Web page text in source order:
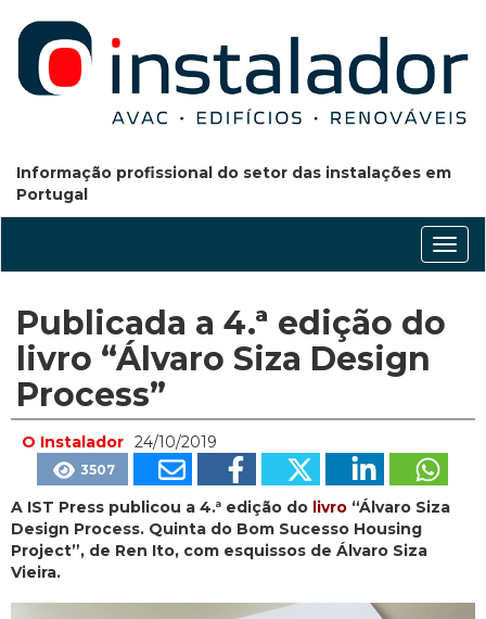
Informação profissional do setor das instalações em
Portugal
Publicada a 4.ª edição do
livro “Álvaro Siza Design
Process”
O Instalador 24/10/2019
3507
A IST Press publicou a 4.ª edição do livro “Álvaro Siza
Design Process. Quinta do Bom Sucesso Housing
Project”, de Ren Ito, com esquissos de Álvaro Siza
Vieira.